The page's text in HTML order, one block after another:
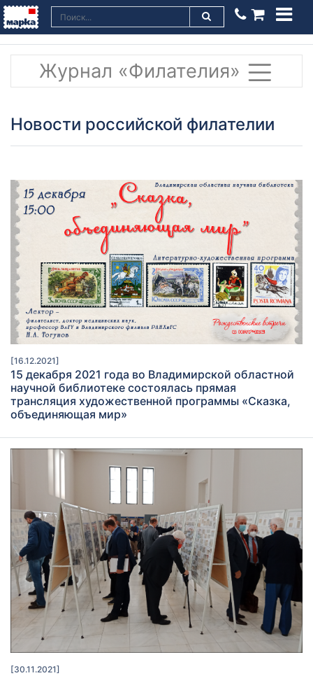
Журнал «Филателия»
Новости российской филателии
[16.12.2021]
15 декабря 2021 года во Владимирской областной
научной библиотеке состоялась прямая
трансляция художественной программы «Сказка,
объединяющая мир»
[30.11.2021]